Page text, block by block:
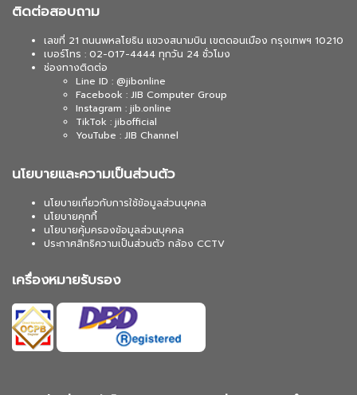
ติดต่อสอบถาม
เลขที่ 21 ถนนพหลโยธิน แขวงสนามบิน เขตดอนเมือง กรุงเทพฯ 10210
เบอร์โทร : 02-017-4444 ทุกวัน 24 ชั่วโมง
ช่องทางติดต่อ
Line ID : @jibonline
Facebook : JIB Computer Group
Instagram : jib.online
TikTok : jibofficial
YouTube : JIB Channel
นโยบายและความเป็นส่วนตัว
นโยบายเกี่ยวกับการใช้ข้อมูลส่วนบุคคล
นโยบายคุกกี้
นโยบายคุ้มครองข้อมูลส่วนบุคคล
ประกาศสิทธิความเป็นส่วนตัว กล้อง CCTV
เครื่องหมายรับรอง